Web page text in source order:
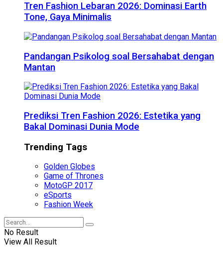
Tren Fashion Lebaran 2026: Dominasi Earth
Tone, Gaya Minimalis
Pandangan Psikolog soal Bersahabat dengan
Mantan
Prediksi Tren Fashion 2026: Estetika yang
Bakal Dominasi Dunia Mode
Trending Tags
Golden Globes
Game of Thrones
MotoGP 2017
eSports
Fashion Week
No Result
View All Result